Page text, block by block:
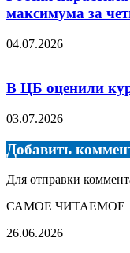
максимума за
04.07.2026
В ЦБ оценили
03.07.2026
Добавить
Для отправки
САМОЕ ЧИТАЕМОЕ
Миллер
26.06.2026